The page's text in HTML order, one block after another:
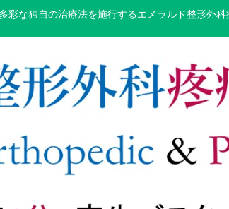
彩な独自の治療法を施行するエメラルド整形外科